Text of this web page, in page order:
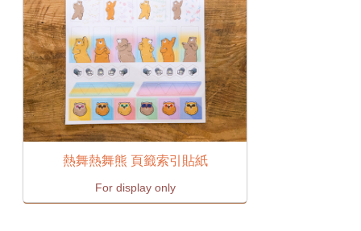
熱舞熱舞熊 頁籤索引貼紙
For display only